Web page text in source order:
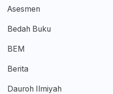
Asesmen
Bedah Buku
BEM
Berita
Dauroh Ilmiyah